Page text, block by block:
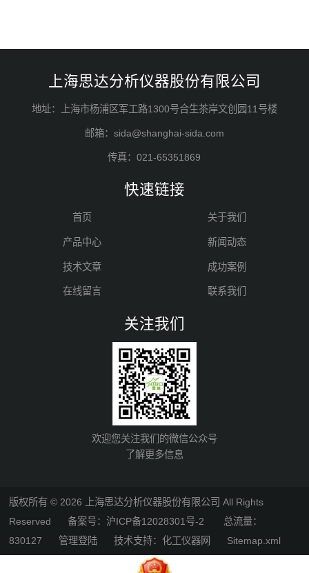
上海思达分析仪器股份有限公司
地址：上海市杨浦区军工路1300号合生茶岸文创园11号楼
邮箱：sida@shanghai-sida.com
传真：021-65351869
快速链接
首页 关于我们
产品中心 新闻动态
技术文章 成功案例
在线留言 联系我们
关注我们
欢迎您关注我们的微信公众号
了解更多信息
版权所有 © 2026 上海思达分析仪器股份有限公司 All Rights
Reserved备案号：沪ICP备12028301号-2
总流量：
830127 管理登陆 技术支持：化工仪器网 Sitemap.xml